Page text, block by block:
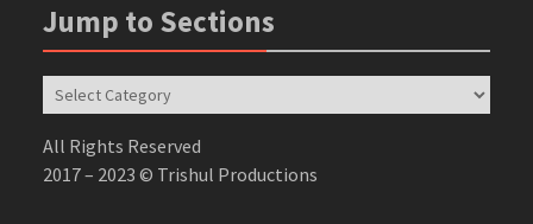
Jump to Sections
Jump
to
Sections
All Rights Reserved
2017 – 2023 © Trishul Productions